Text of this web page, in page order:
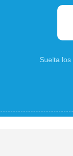
Suelta